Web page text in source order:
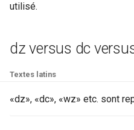
o
d
e
Doublage des consonnes
author
utilisé.
dz versus dc
Textes latins
«dz», «dc», «wz» etc. sont